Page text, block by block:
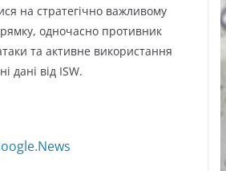
на стратегічно важливому
одночасно противник
та активне використання
дані від ISW.